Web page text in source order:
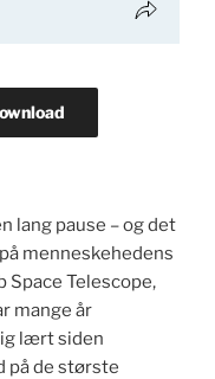
lang pause – og det
menneskehedens
Space Telescope,
mange år
lært siden
på de største